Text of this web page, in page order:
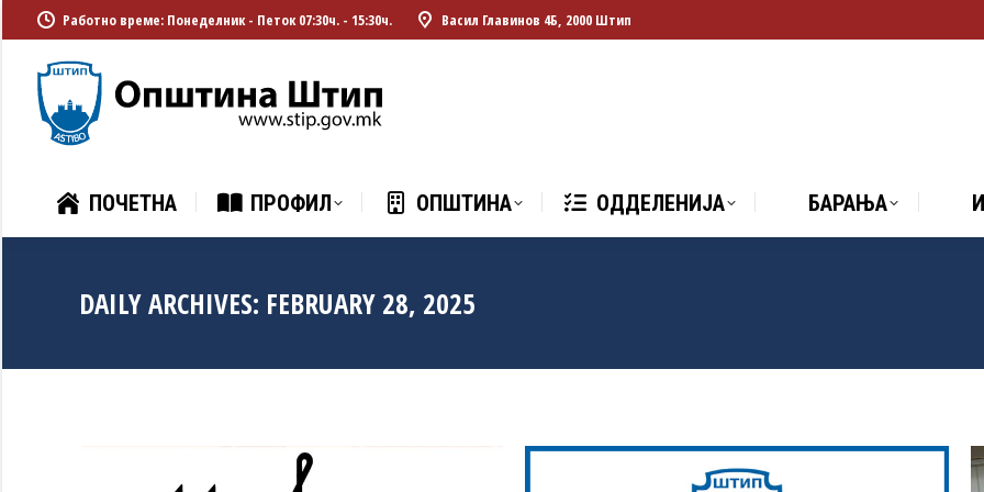
Работно време: Понеделник - Петок 07:30ч. - 15:30ч. Васил Главинов 4Б, 2000 Штип
ПОЧЕТНА ПРОФИЛ ОПШТИНА ОДДЕЛЕНИЈА БАРАЊА
DAILY ARCHIVES: FEBRUARY 28, 2025
ПОЧЕТНА ПРОФИЛ ОПШТИНА ОДДЕЛЕНИЈА БАРАЊА